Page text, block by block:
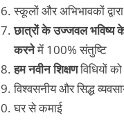
स्कूलों और अभिभावकों
छात्रों के उज्जवल भविष्य
करनेमें 100% संतुष्टि
हम नवीन शिक्षणविधियों
विश्वसनीय और सिद्ध
घर से कमाई